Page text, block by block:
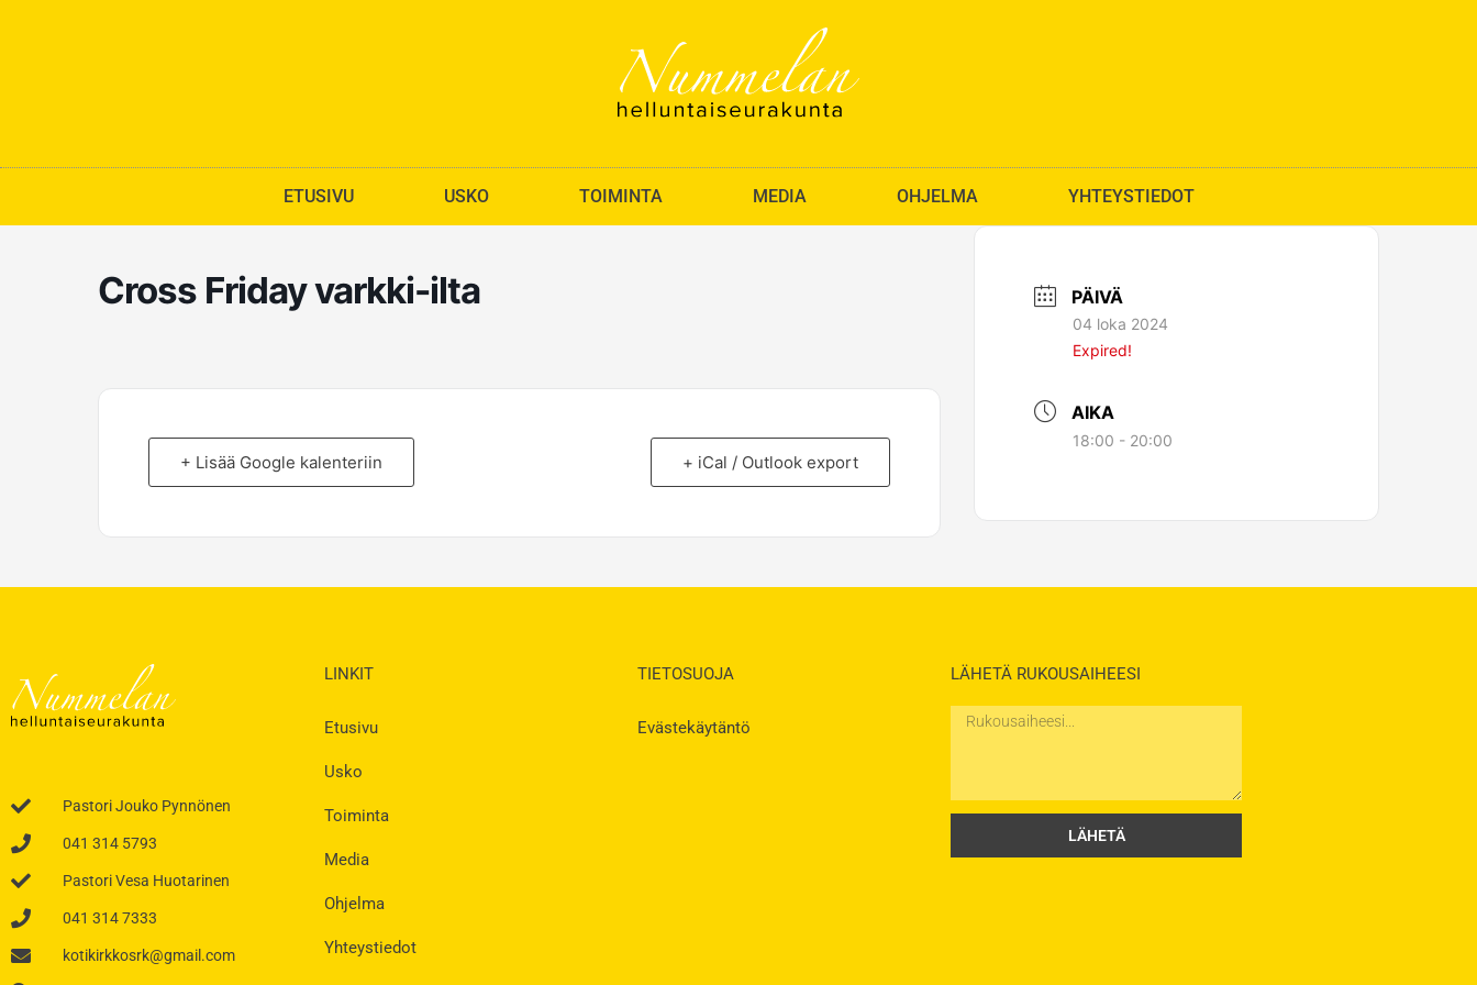
ETUSIVU USKO TOIMINTA MEDIA OHJELMA YHTEYSTIEDOT
Cross Friday varkki-ilta
+ Lisää Google kalenteriin + iCal / Outlook export
PÄIVÄ
04 loka 2024
Expired!
AIKA
18:00 - 20:00
Pastori Jouko Pynnönen
041 314 5793
Pastori Vesa Huotarinen
041 314 7333
kotikirkkosrk@gmail.com
LINKIT
Etusivu
Usko
Toiminta
Media
Ohjelma
Yhteystiedot
TIETOSUOJA
Evästekäytäntö
LÄHETÄ RUKOUSAIHEESI
Rukousaihe
LÄHETÄ